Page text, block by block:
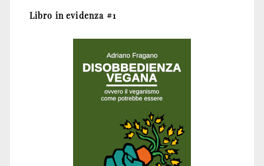
Libro in evidenza #1